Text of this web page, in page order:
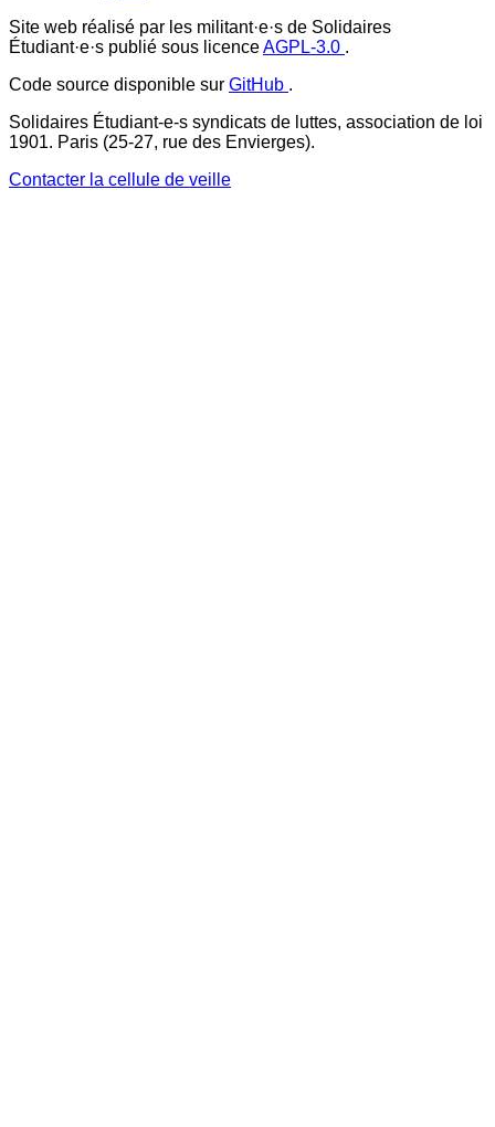
Site web réalisé par les militant·e·s de Solidaires
Étudiant·e·s publié sous licenceAGPL-3.0 .
Code source disponible sur GitHub .
Solidaires Étudiant-e-s syndicats de luttes, association de loi
1901. Paris (25-27, rue des Envierges).
Contacter la cellule de veille